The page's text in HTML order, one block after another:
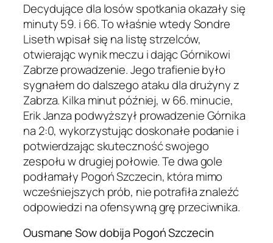
Decydujące dla losów spotkania okazały się
minuty 59. i 66. To właśnie wtedy Sondre
Liseth wpisał się na listę strzelców,
otwierając wynik meczu i dając Górnikowi
Zabrze prowadzenie. Jego trafienie było
sygnałem do dalszego ataku dla drużyny z
Zabrza. Kilka minut później, w 66. minucie,
Erik Janza podwyższył prowadzenie Górnika
na 2:0, wykorzystując doskonałe podanie i
potwierdzając skuteczność swojego
zespołu w drugiej połowie. Te dwa gole
podłamały Pogoń Szczecin, która mimo
wcześniejszych prób, nie potrafiła znaleźć
odpowiedzi na ofensywną grę przeciwnika.
Ousmane Sow dobija Pogoń Szczecin